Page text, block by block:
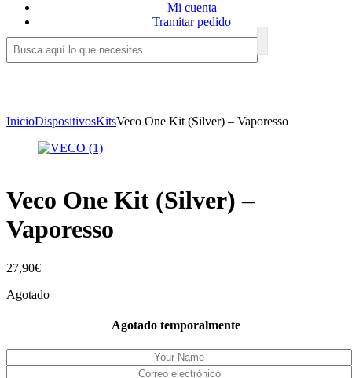
Mi cuenta
Tramitar pedido
InicioDispositivosKitsVeco One Kit (Silver) – Vaporesso
Veco One Kit (Silver) –
Vaporesso
27,90€
Agotado
Agotado temporalmente